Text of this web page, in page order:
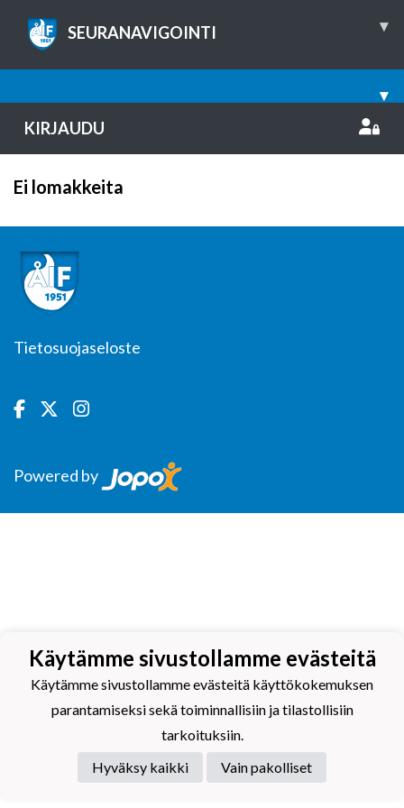
SEURANAVIGOINTI ▾
▾
KIRJAUDU
Ei lomakkeita
Tietosuojaseloste
Powered by
Käytämme sivustollamme evästeitä
Käytämme sivustollamme evästeitä käyttökokemuksen
parantamiseksi sekä toiminnallisiin ja tilastollisiin
tarkoituksiin.
Hyväksy kaikki
Vain pakolliset